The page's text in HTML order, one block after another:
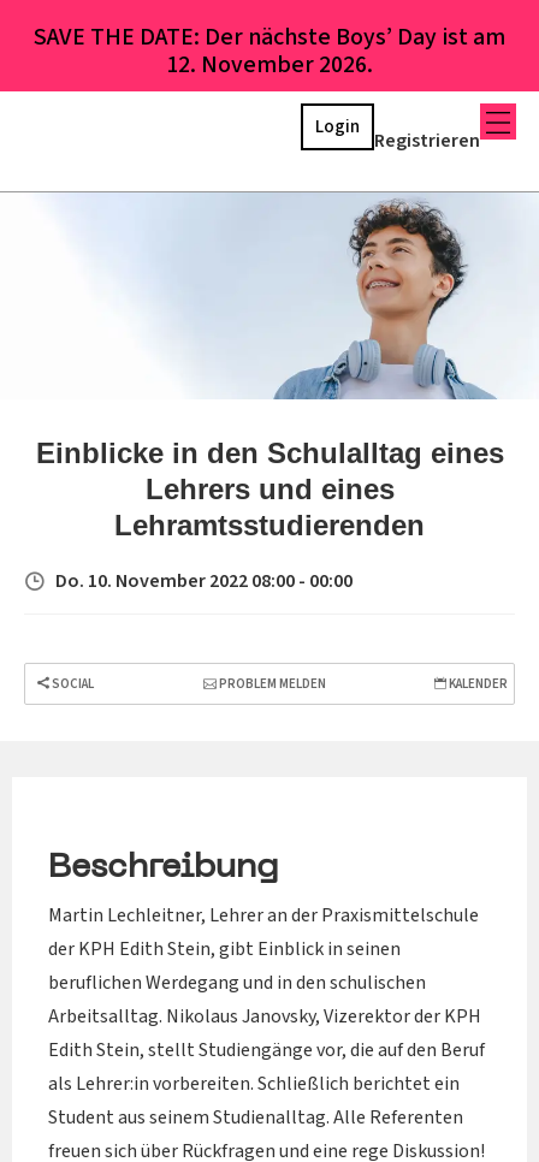
SAVE THE DATE: Der nächste Boys’ Day ist am
12. November 2026.
Registrieren
Login
Einblicke in den Schulalltag eines
Lehrers und eines
Lehramtsstudierenden
Do. 10. November 2022 08:00 - 00:00
SOCIAL PROBLEM MELDEN KALENDER
Beschreibung
Martin Lechleitner, Lehrer an der Praxismittelschule
der KPH Edith Stein, gibt Einblick in seinen
beruflichen Werdegang und in den schulischen
Arbeitsalltag. Nikolaus Janovsky, Vizerektor der KPH
Edith Stein, stellt Studiengänge vor, die auf den Beruf
als Lehrer:in vorbereiten. Schließlich berichtet ein
Student aus seinem Studienalltag. Alle Referenten
freuen sich über Rückfragen und eine rege Diskussion!